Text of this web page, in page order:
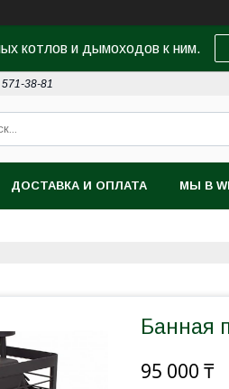
котлов и дымоходов к ним.
38-81
ДОСТАВКА И ОПЛАТА МЫ В
Банная
95 000 ₸